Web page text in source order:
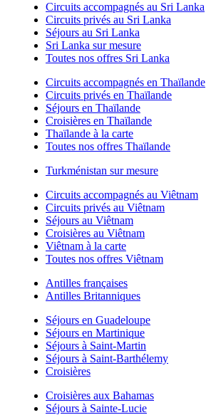
Circuits accompagnés au Sri Lanka
Circuits privés au Sri Lanka
Séjours au Sri Lanka
Sri Lanka sur mesure
Toutes nos offres Sri Lanka
Circuits accompagnés en Thaïlande
Circuits privés en Thaïlande
Séjours en Thaïlande
Croisières en Thaïlande
Thaïlande à la carte
Toutes nos offres Thaïlande
Turkménistan sur mesure
Circuits accompagnés au Viêtnam
Circuits privés au Viêtnam
Séjours au Viêtnam
Croisières au Viêtnam
Viêtnam à la carte
Toutes nos offres Viêtnam
Antilles françaises
Antilles Britanniques
Séjours en Guadeloupe
Séjours en Martinique
Séjours à Saint-Martin
Séjours à Saint-Barthélemy
Croisières
Croisières aux Bahamas
Séjours à Sainte-Lucie